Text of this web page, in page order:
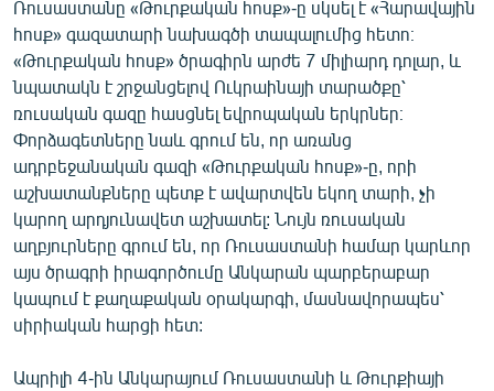
Ռուսաստանը «Թուրքական հոսք»-ը սկսել է «Հարավային
հոսք» գազատարի նախագծի տապալումից հետո։
«Թուրքական հոսք» ծրագիրն արժե 7 միլիարդ դոլար, և
նպատակն է շրջանցելով Ուկրաինայի տարածքը՝
ռուսական գազը հասցնել եվրոպական երկրներ։
Փորձագետները նաև գրում են, որ առանց
ադրբեջանական գազի «Թուրքական հոսք»-ը, որի
աշխատանքները պետք է ավարտվեն եկող տարի, չի
կարող արդյունավետ աշխատել: Նույն ռուսական
աղբյուրները գրում են, որ Ռուսաստանի համար կարևոր
այս ծրագրի իրագործումը Անկարան պարբերաբար
կապում է քաղաքական օրակարգի, մասնավորապես՝
սիրիական հարցի հետ:
Ապրիլի 4-ին Անկարայում Ռուսաստանի և Թուրքիայի